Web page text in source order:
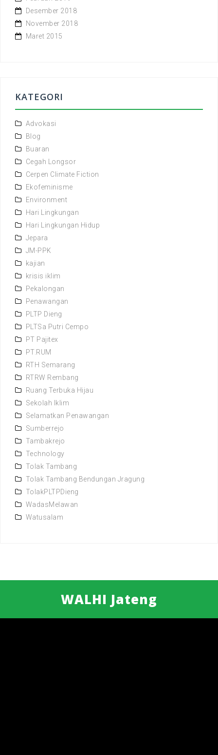
Desember 2018
November 2018
Maret 2015
KATEGORI
Advokasi
Blog
Buaran
Cegah Longsor
Cerpen Climate Fiction
Ekofeminisme
Environment
Hari Lingkungan
Hari Lingkungan Hidup
Jepara
JM-PPK
kajian
krisis iklim
Pekalongan
Penawangan
PLTP Dieng
PLTSa Putri Cempo
PT Pajitex
PT.RUM
RTH Semarang
RTRW Rembang
Ruang Terbuka Hijau
Sekolah Iklim
Selamatkan Penawangan
Sumberrejo
Tambakrejo
Technology
Tolak Tambang
Tolak Tambang Bendungan Jragung
TolakPLTPDieng
WadasMelawan
Watusalam
WALHI Jateng